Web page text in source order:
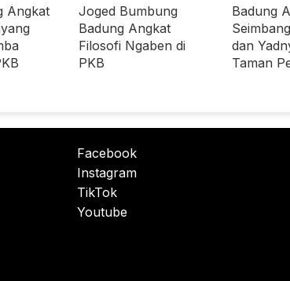
Angkat
Joged Bumbung
Badung Angkat
Filosofi Ngaben di
PKB
Badung
dan
Taman
Facebook
Instagram
TikTok
Youtube